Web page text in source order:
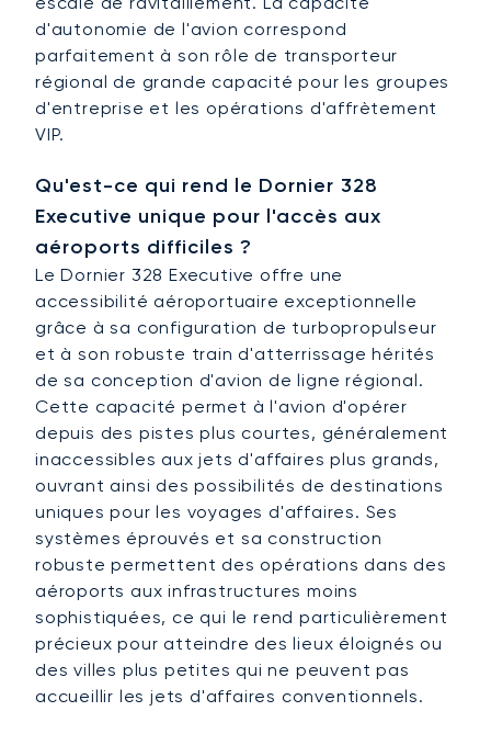
d'autonomie de l'avion correspond
parfaitement à son rôle de transporteur
régional de grande capacité pour les groupes
d'entreprise et les opérations d'affrètement
VIP.
Qu'est-ce qui rend le Dornier 328
Executive unique pour l'accès aux
aéroports difficiles ?
Le Dornier 328 Executive offre une
accessibilité aéroportuaire exceptionnelle
grâce à sa configuration de turbopropulseur
et à son robuste train d'atterrissage hérités
de sa conception d'avion de ligne régional.
Cette capacité permet à l'avion d'opérer
depuis des pistes plus courtes, généralement
inaccessibles aux jets d'affaires plus grands,
ouvrant ainsi des possibilités de destinations
uniques pour les voyages d'affaires. Ses
systèmes éprouvés et sa construction
robuste permettent des opérations dans des
aéroports aux infrastructures moins
sophistiquées, ce qui le rend particulièrement
précieux pour atteindre des lieux éloignés ou
des villes plus petites qui ne peuvent pas
accueillir les jets d'affaires conventionnels.